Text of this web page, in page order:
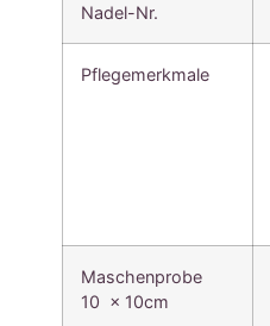
Nadel-Nr.
Pflegemerkmale
Maschenprobe
10 x 10cm